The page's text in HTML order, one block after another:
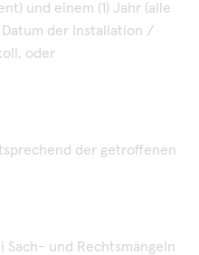
und einem (1) Jahr (alle
der Installation /
oder
der getroffenen
Sach- und Rechtsmängeln